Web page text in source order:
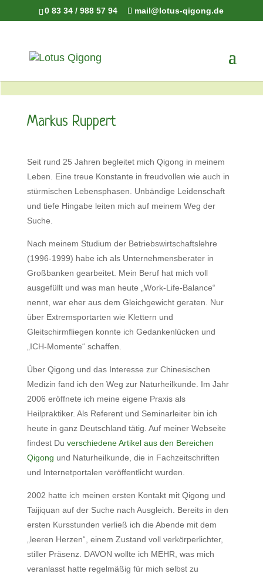
0 83 34 / 988 57 94 mail@lotus-qigong.de
Ausbilder & Referenten
Markus Ruppert
Seit rund 25 Jahren begleitet mich Qigong in meinem
Leben. Eine treue Konstante in freudvollen wie auch in
stürmischen Lebensphasen. Unbändige Leidenschaft
und tiefe Hingabe leiten mich auf meinem Weg der
Suche.
Nach meinem Studium der Betriebswirtschaftslehre
(1996-1999) habe ich als Unternehmensberater in
Großbanken gearbeitet. Mein Beruf hat mich voll
ausgefüllt und was man heute „Work-Life-Balance“
nennt, war eher aus dem Gleichgewicht geraten. Nur
über Extremsportarten wie Klettern und
Gleitschirmfliegen konnte ich Gedankenlücken und
„ICH-Momente“ schaffen.
Über Qigong und das Interesse zur Chinesischen
Medizin fand ich den Weg zur Naturheilkunde. Im Jahr
2006 eröffnete ich meine eigene Praxis als
Heilpraktiker. Als Referent und Seminarleiter bin ich
heute in ganz Deutschland tätig. Auf meiner Webseite
findest Duverschiedene Artikel aus den Bereichen
Qigong und Naturheilkunde, die in Fachzeitschriften
und Internetportalen veröffentlicht wurden.
2002 hatte ich meinen ersten Kontakt mit Qigong und
Taijiquan auf der Suche nach Ausgleich. Bereits in den
ersten Kursstunden verließ ich die Abende mit dem
„leeren Herzen“, einem Zustand voll verkörperlichter,
stiller Präsenz. DAVON wollte ich MEHR, was mich
veranlasst hatte regelmäßig für mich selbst zu